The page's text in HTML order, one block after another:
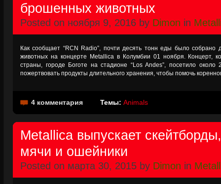
брошенных животных
Posted on ноября 9, 2016 by Dimon in
Как сообщает “RCN Radio”, почти десять тонн еды было
животных на концерте Metallica в Колумбии 01 ноября. Концерт,
страны, городе Боготе на стадионе “Los Andes”, посетило
пожертвовать продукты длительного хранения, чтобы помочь
4 комментария Темы: Animals
Metallica выпускает
мячи и ошейники
Posted on марта 30, 2015 by Dimon in